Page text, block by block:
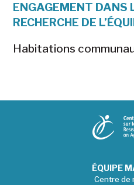
ENGAGEMENT DANS
RECHERCHE DE
Habitations
ÉQUIPE
Centre de